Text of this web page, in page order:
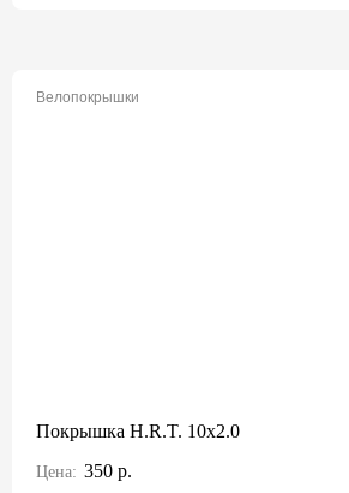
Велопокрышки
Покрышка H.R.T. 10x2.0
Цена: 350 р.